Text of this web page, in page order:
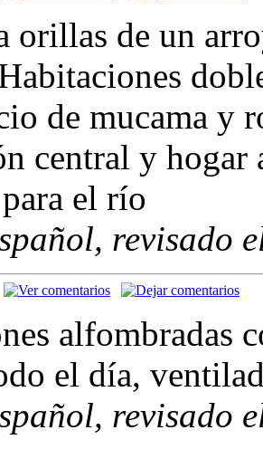
orillas de un
de mucama y
central y hogar
el río
revisado
alfombradas
el día,
revisado